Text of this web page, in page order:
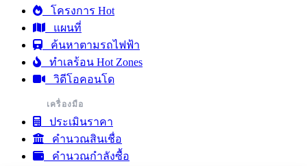
โครงการ Hot
แผนที่
ค้นหาตามรถไฟฟ้า
ทำเลร้อน Hot Zones
วิดีโอคอนโด
เครื่องมือ
ประเมินราคา
คำนวณสินเชื่อ
คำนวณกำลังซื้อ